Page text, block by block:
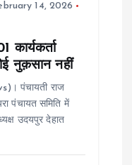
14, 2026
कार्यकर्ता
नुक़सान नहीं
पंचायती राज
पंचायत समिति में
उदयपुर देहात